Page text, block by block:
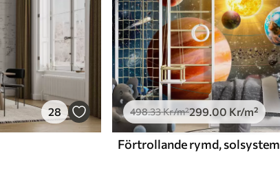
28 498.33Kr/m²299.00 Kr/m²
Förtrollande rymd, solsystem